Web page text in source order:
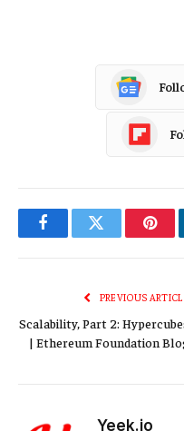
FacebookTwitter
PREVIOUS
Scalability, Part 2:
| Ethereum Foundation
Yeek.io